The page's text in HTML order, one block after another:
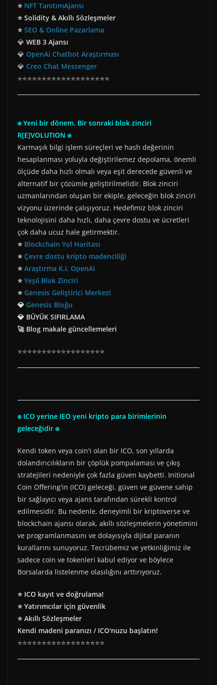
⭐ NFT TanıtımAjansı
⭐ Solidity & Akıllı Sözleşmeler
⭐ SEO & Online Pazarlama
💎 WEB 3 Ajansı
💎 OpenAi Chatbot Araştırması
💎 Creo Chat Messenger
⭐⭐⭐⭐⭐⭐⭐⭐⭐⭐⭐⭐⭐⭐⭐⭐⭐⭐⭐
⍟ Yeni bir dönem. Bir sonraki blok zinciri
R[E]VOLUTION ⍟
Karmaşık bilgi işlem süreçleri ve hash değerinin
hesaplanması yoluyla değiştirilemez depolama, önemli
ölçüde daha hızlı olmalı veya eşit derecede güvenli ve
alternatif bir çözümle geliştirilmelidir. Blok zinciri
uzmanlarından oluşan bir ekiple, geleceğin blok zinciri
vizyonu üzerinde çalışıyoruz. Hedefimiz blok zinciri
teknolojisini daha hızlı, daha çevre dostu ve ücretleri
çok daha ucuz hale getirmektir.
⭐ Blockchain Yol Haritası
⭐ Çevre dostu kripto madenciliği
⭐ Araştırma K.i. OpenAi
⭐ Yeşil Blok Zinciri
⭐ Genesis Geliştirici Merkezi
💎 Genesis Bloğu
💎 BÜYÜK SIFIRLAMA
🚀 Blog makale güncellemeleri
⭐⭐⭐⭐⭐⭐⭐⭐⭐⭐⭐⭐⭐⭐⭐⭐⭐⭐
⍟ ICO yerine IEO yeni kripto para birimlerinin
geleceğidir ⍟
Kendi token veya coin'i olan bir ICO, son yıllarda
dolandırıcılıkların bir çöplük pompalaması ve çıkış
stratejileri nedeniyle çok fazla güven kaybetti. Initional
Coin Offering'in (ICO) geleceği, güven ve güvene sahip
bir sağlayıcı veya ajans tarafından sürekli kontrol
edilmesidir. Bu nedenle, deneyimli bir kriptoverse ve
blockchain ajansı olarak, akıllı sözleşmelerin yönetimini
ve programlanmasını ve dolayısıyla dijital paranın
kurallarını sunuyoruz. Tecrübemiz ve yetkinliğimiz ile
sadece coin ve tokenleri kabul ediyor ve böylece
Borsalarda listelenme olasılığını arttırıyoruz.
⭐ ICO kayıt ve doğrulama!
⭐ Yatırımcılar için güvenlik
⭐ Akıllı Sözleşmeler
Kendi madeni paranızı / ICO'nuzu başlatın!
⭐⭐⭐⭐⭐⭐⭐⭐⭐⭐⭐⭐⭐⭐⭐⭐⭐⭐